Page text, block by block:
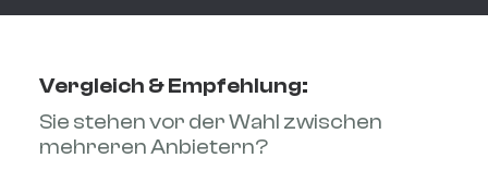
Vergleich & Empfehlung:
Sie stehen vor der Wahl zwischen
mehreren Anbietern?